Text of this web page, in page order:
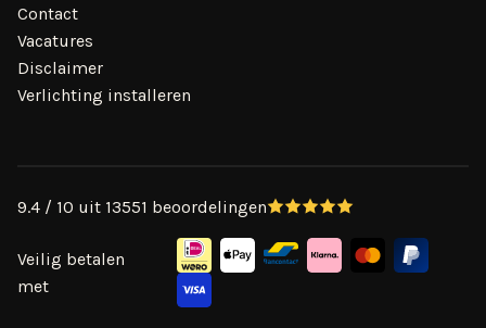
Contact
Vacatures
Disclaimer
Verlichting installeren
9.4 / 10 uit 13551 beoordelingen
Veilig betalen
met